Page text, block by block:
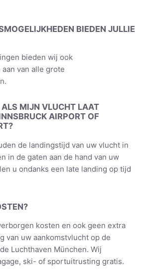
BIEDEN JULLIE
bieden wij ook
van alle grote
ALS MIJN VLUCHT LAAT
AIRPORT OF
de landingstijd van uw vlucht in
in de gaten aan de hand van uw
u ondanks een late landing op tijd
kosten en ook geen extra
van uw aankomstvlucht op de
Luchthaven München. Wij
ski- of sportuitrusting gratis.